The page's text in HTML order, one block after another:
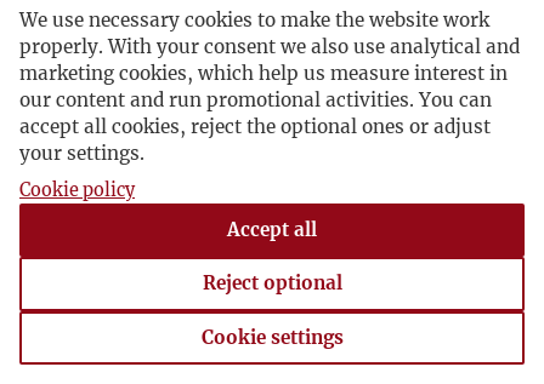
1979-11-02 , ks. Józef Sadzik
Ksiądz Józef Sadzik pisze do Zofii Hertzowej spod
Monte Cassino, gdzie nawiedziły go myśli o
niedawno zmarłym Zygmuncie Hertzu.
We use necessary cookies to make the website work
properly. With your consent we also use analytical and
marketing cookies, which help us measure interest in
our content and run promotional activities. You can
accept all cookies, reject the optional ones or adjust
your settings.
Cookie policy
Accept all
Reject optional
Cookie settings
Cookie settings